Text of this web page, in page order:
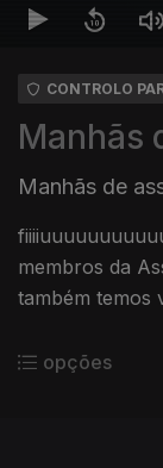
CONTROLO
Manhãs
Manhãs de
membros da
também temos
opções